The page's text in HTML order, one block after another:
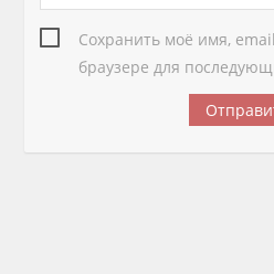
Сохранить моё имя,
браузере для